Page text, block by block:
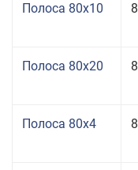
Полоса 80x10
Полоса 80x20
Полоса 80x4